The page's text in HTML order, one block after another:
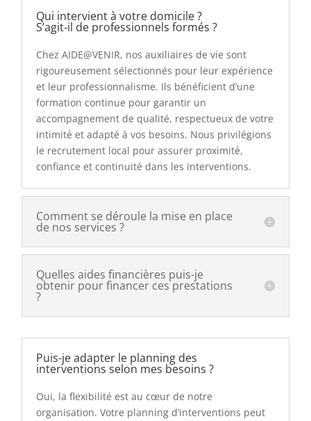
Qui intervient à votre domicile ?
S’agit‑il de professionnels formés ?
Chez AIDE@VENIR, nos auxiliaires de vie sont
rigoureusement sélectionnés pour leur expérience
et leur professionnalisme. Ils bénéficient d’une
formation continue pour garantir un
accompagnement de qualité, respectueux de votre
intimité et adapté à vos besoins. Nous privilégions
le recrutement local pour assurer proximité,
confiance et continuité dans les interventions.
Comment se déroule la mise en place
de nos services ?
Quelles aides financières puis-je
obtenir pour financer ces prestations
?
Puis-je adapter le planning des
interventions selon mes besoins ?
Oui, la flexibilité est au cœur de notre
organisation. Votre planning d’interventions peut